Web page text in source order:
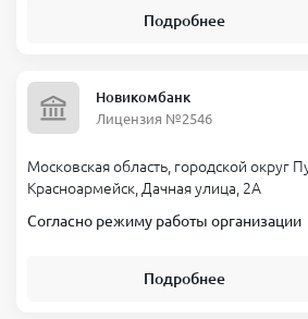
Подробнее
Новикомбанк
Лицензия №2546
Московская область, городской округ
Красноармейск, Дачная улица, 2А
Согласно режиму работы организации
Подробнее